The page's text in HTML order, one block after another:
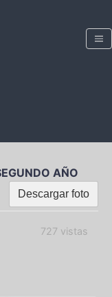
AÑO
Descargar foto
727 vistas